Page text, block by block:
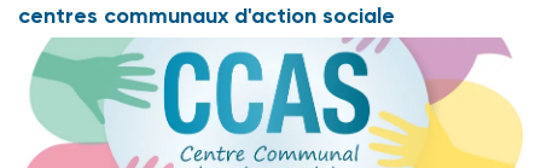
centres communaux d'action sociale